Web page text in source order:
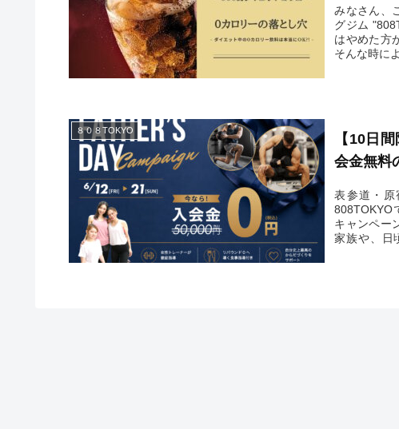
みなさん、
グジム "808TOKYO" です。
はやめた方
そんな時に
８０８TOKYO
【10日
会金無料
表参道・原
808TOKYO
キャンペー
家族や、日